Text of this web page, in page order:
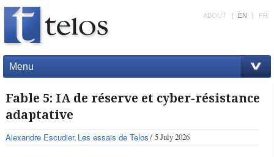
Menu
ABOUT | EN | FR
Fable 5: IA de réserve et cyber-résistance
adaptative
Alexandre Escudier Les essais de Telos 5 July 2026